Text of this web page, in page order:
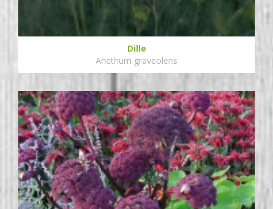
Dille
Anethum graveolens